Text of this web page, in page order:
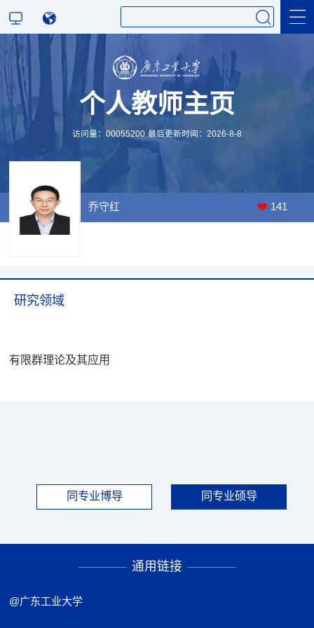
科学研究
教学研究
个人教师主页
访问量： 00055200 最后更新时间： 2026-8-8
乔守红 141
研究领域
有限群理论及其应用
同专业博导 同专业硕导
通用链接
@广东工业大学